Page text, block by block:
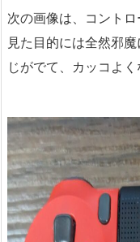
次の画像は、コントロ
見た目的には全然邪
じがでて、カッコよく